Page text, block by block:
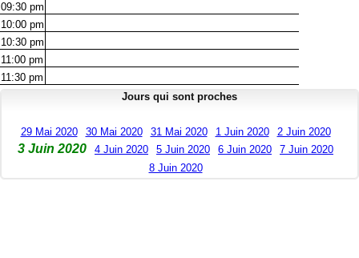
09:30 pm
10:00 pm
10:30 pm
11:00 pm
11:30 pm
Jours qui sont proches
29 Mai 2020 30 Mai 2020 31 Mai 2020 1 Juin 2020 2 Juin 2020
3 Juin 2020 4 Juin 2020 5 Juin 2020 6 Juin 2020
7 Juin 2020
8 Juin 2020